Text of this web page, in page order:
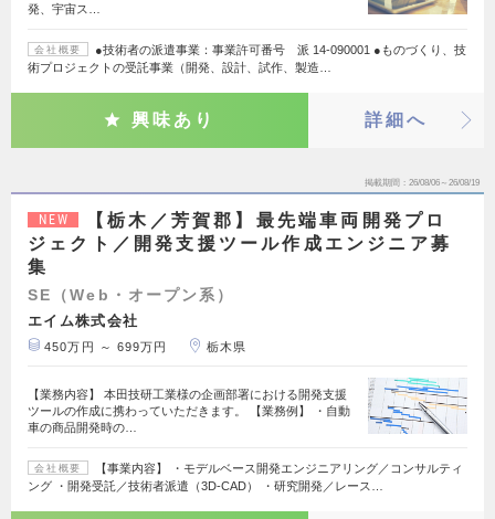
発、宇宙ス…
会社概要
●技術者の派遣事業：事業許可番号 派 14-090001 ●ものづくり、技
術プロジェクトの受託事業（開発、設計、試作、製造…
興味あり 詳細へ
掲載期間 26/08/06～26/08/19
NEW
【栃木／芳賀郡】最先端車両開発プロ
ジェクト／開発支援ツール作成エンジニア募
集
SE（Web・オープン系）
エイム株式会社
450万円 ～ 699万円 栃木県
【業務内容】 本田技研工業様の企画部署における開発支援
ツールの作成に携わっていただきます。 【業務例】 ・自動
車の商品開発時の…
会社概要
【事業内容】 ・モデルベース開発エンジニアリング／コンサルティ
ング ・開発受託／技術者派遣（3D-CAD） ・研究開発／レース…